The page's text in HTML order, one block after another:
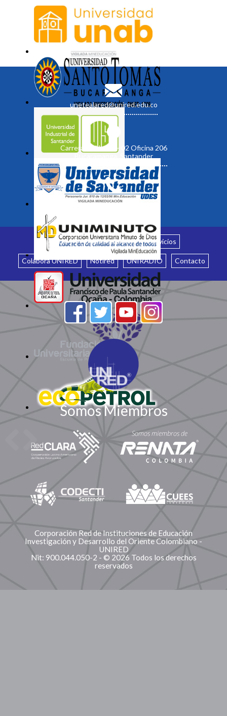
unetealared@unired.edu.co
Carrera 19 No. 35 - 02 Oficina 206
Bucaramanga, Santander
Inicio ¿Quiénes somos? Servicios
Colabora UNIRED Notired UNIRADIO Contacto
Somos Miembros
Corporación Red de Instituciones de Educación
Investigación y Desarrollo del Oriente Colombiano -
UNIRED
Nit: 900.044.050-2 - © 2026 Todos los derechos
reservados